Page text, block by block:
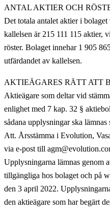
ANTAL AKTIER OCH
Det totala antalet aktier i
kallelsen är 215 111 115 aktier,
röster. Bolaget innehar 1 905
utfärdandet av kallelsen.
AKTIEÄGARES RÄTT ATT
Aktieägare som deltar vid
enlighet med 7 kap. 32 §
sådana upplysningar ska
Att. Årsstämma i Evolution,
via e-post till
Upplysningarna lämnas genom
tillgängliga hos bolaget och på
den 3 april 2022.
den aktieägare som har begärt